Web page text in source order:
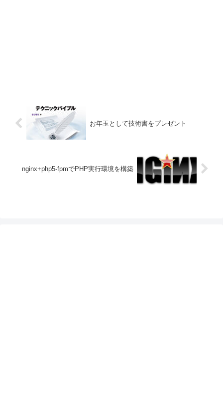
お年玉として技術書をプレゼント
nginx+php5-fpmでPHP実行環境を構築